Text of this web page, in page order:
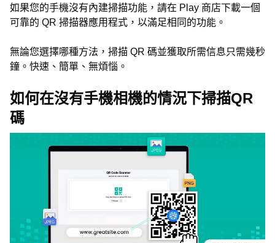
如果您的手機沒有內建掃描功能，請在 Play 商店下載一個
可靠的 QR 掃描器應用程式，以滿足相同的功能。
無論您選擇哪種方法，掃描 QR 碼並獲取所需信息只需幾秒
鐘。快速、簡單、無煩惱。
如何在沒有手機相機的情況下掃描QR
碼